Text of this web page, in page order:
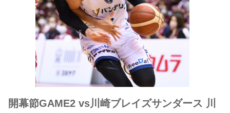
開幕節GAME2 vs川崎ブレイズサンダース 川